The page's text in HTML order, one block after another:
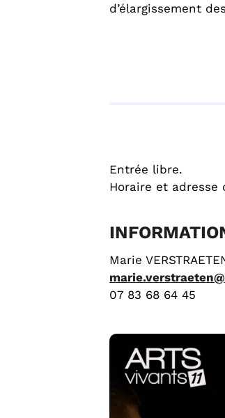
d’élargissement
Entrée libre.
Horaire et
Marie
07 83 68 64 45